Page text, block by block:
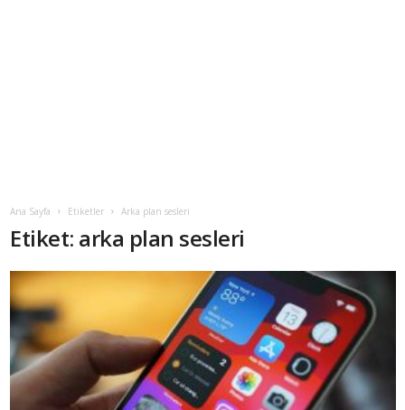
Ana Sayfa Etiketler Arka plan sesleri
Etiket: arka plan sesleri